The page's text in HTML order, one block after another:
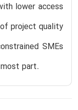
lower access
project quality
SMEs
part.